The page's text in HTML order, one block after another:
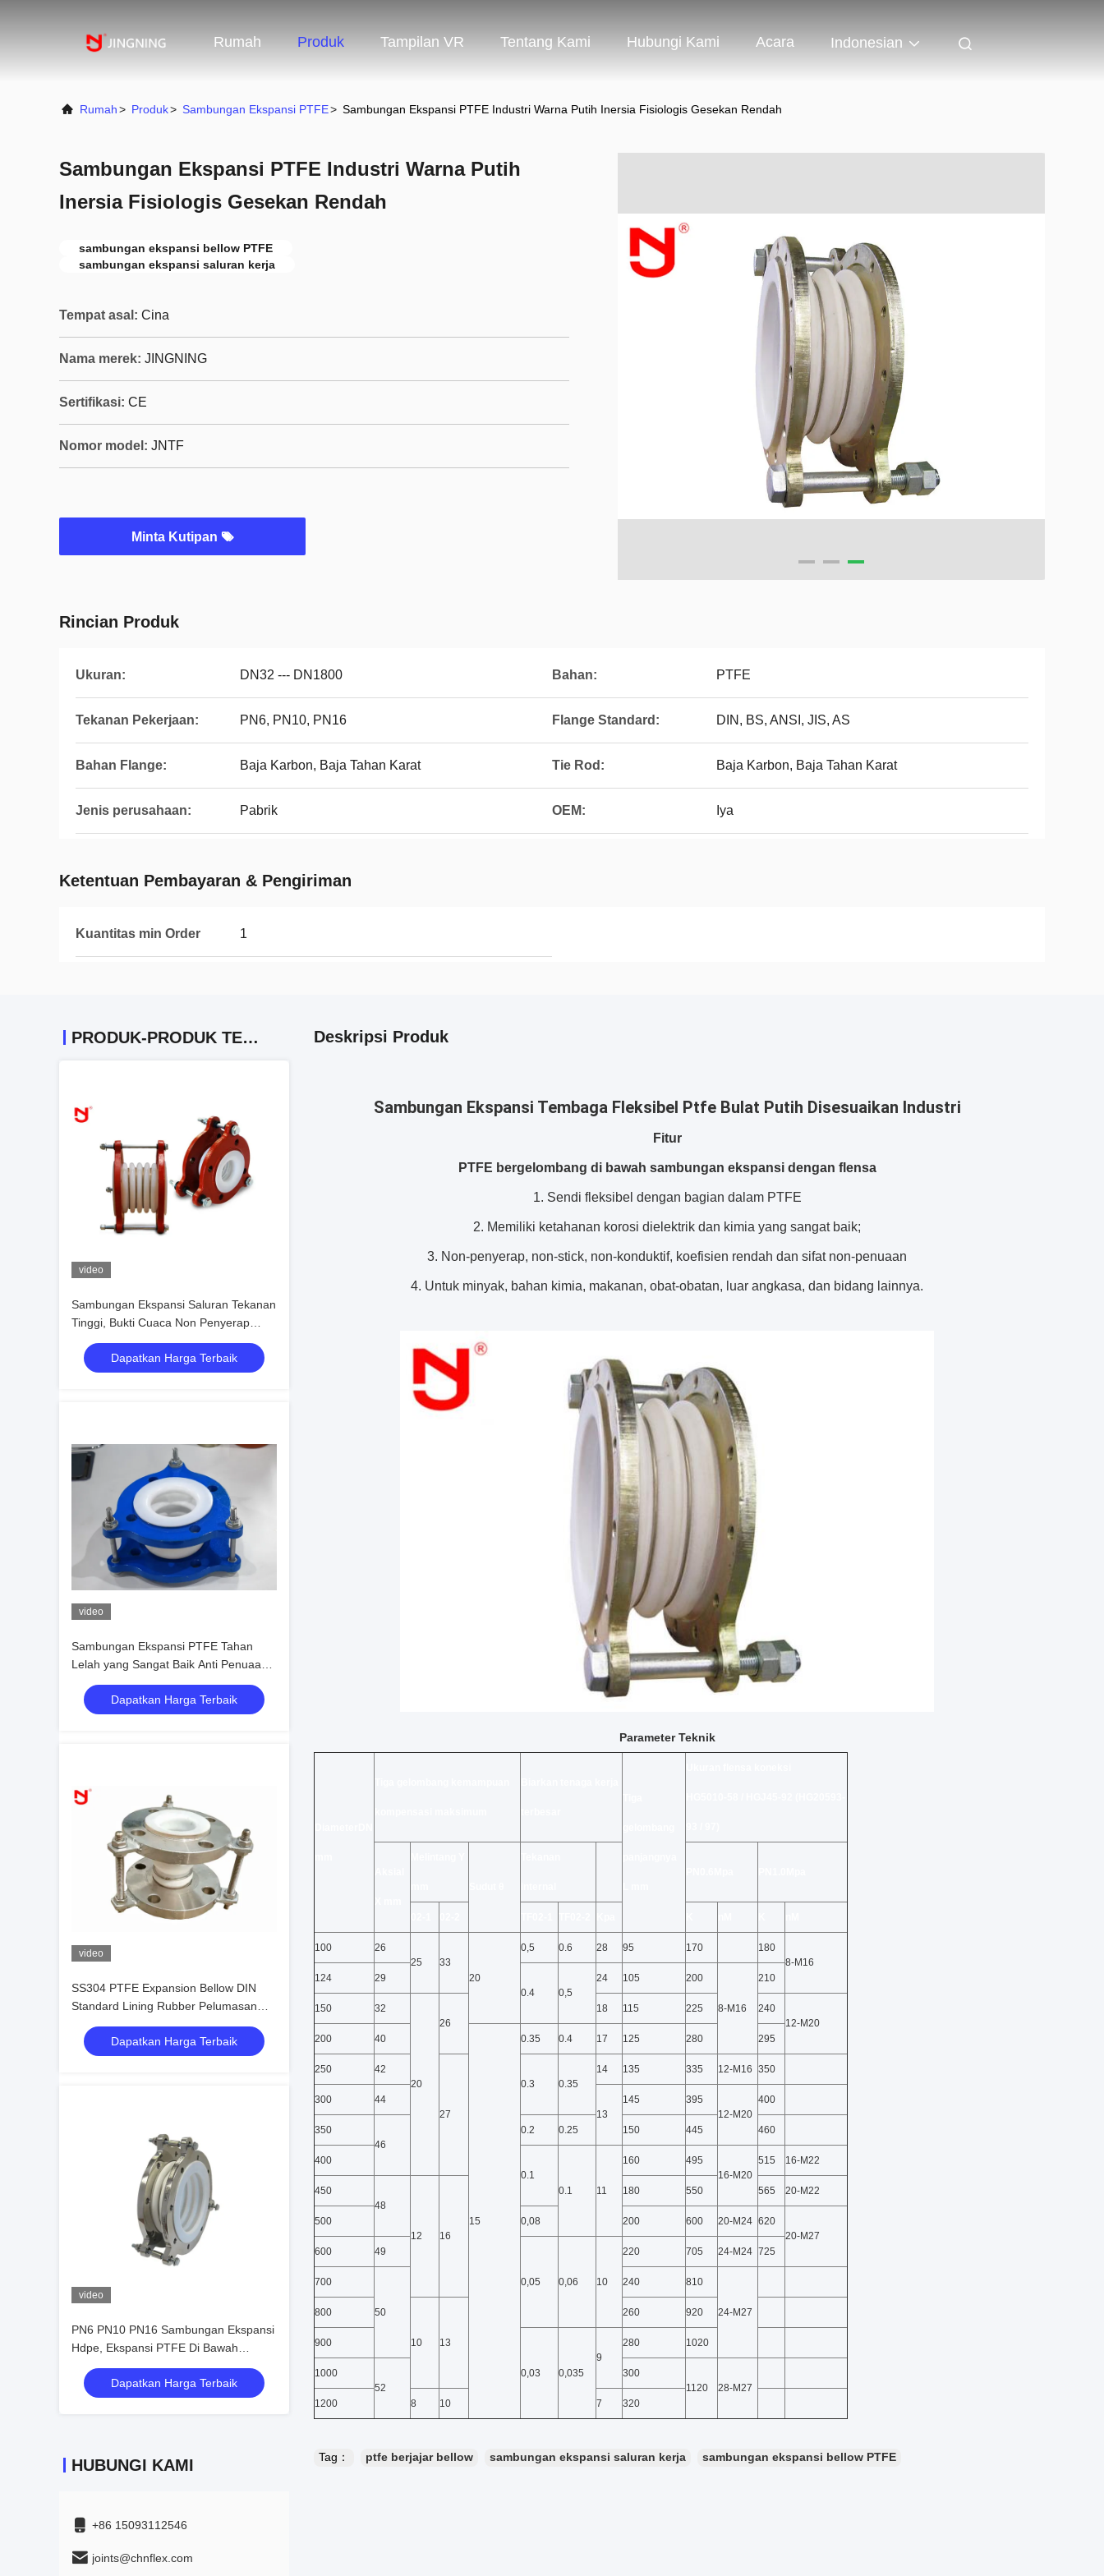
Rumah Produk Tampilan VR Tentang Kami Hubungi Kami Acara Indonesian
Rumah> Produk> Sambungan Ekspansi PTFE> Sambungan Ekspansi PTFE Industri Warna Putih Inersia Fisiologis Gesekan Rendah
Sambungan Ekspansi PTFE Industri Warna Putih
Inersia Fisiologis Gesekan Rendah
sambungan ekspansi bellow PTFE
sambungan ekspansi saluran kerja
Tempat asal: Cina
Nama merek: JINGNING
Sertifikasi: CE
Nomor model: JNTF
Minta Kutipan
Rincian Produk
Ukuran: DN32 --- DN1800 Bahan: PTFE
Tekanan Pekerjaan: PN6, PN10, PN16 Flange Standard: DIN, BS, ANSI, JIS, AS
Bahan Flange: Baja Karbon, Baja Tahan Karat Tie Rod: Baja Karbon, Baja Tahan Karat
Jenis perusahaan: Pabrik OEM: Iya
Ketentuan Pembayaran & Pengiriman
Kuantitas min Order 1
PRODUK-PRODUK TERKAIT
video
Sambungan Ekspansi Saluran Tekanan
Tinggi, Bukti Cuaca Non Penyerap
Untuk Industri Minyak
Dapatkan Harga Terbaik
video
Sambungan Ekspansi PTFE Tahan
Lelah yang Sangat Baik Anti Penuaan
Dengan Sertifikat CE
Dapatkan Harga Terbaik
video
SS304 PTFE Expansion Bellow DIN
Standard Lining Rubber Pelumasan
Tinggi Tahan Api
Dapatkan Harga Terbaik
video
PN6 PN10 PN16 Sambungan Ekspansi
Hdpe, Ekspansi PTFE Di Bawah
Koefisien Rendah
Dapatkan Harga Terbaik
HUBUNGI KAMI
+86 15093112546
joints@chnflex.com
Deskripsi Produk
Sambungan Ekspansi Tembaga Fleksibel Ptfe Bulat Putih Disesuaikan Industri
Fitur
PTFE bergelombang di bawah sambungan ekspansi dengan flensa
1. Sendi fleksibel dengan bagian dalam PTFE
2. Memiliki ketahanan korosi dielektrik dan kimia yang sangat baik;
3. Non-penyerap, non-stick, non-konduktif, koefisien rendah dan sifat non-penuaan
4. Untuk minyak, bahan kimia, makanan, obat-obatan, luar angkasa, dan bidang lainnya.
Parameter Teknik
100
26
25
33
20
0,5 0.6 28 95 170
180
8-M16
124
29
0.4
0,5
24 105 200
8-M16
210
150 32
20
26
18 115 225
240
12-M20
200
40
15
0.35 0.4 17 125 280 295
250 42
27
0.3 0.35
14 135 335 12-M16 350
300
44
13
145
395
12-M20
400
350
46
0.2 0.25 150 445 460
400
0.1
0.1
11
160
495
16-M20
515 16-M22
450
48
12 16
180 550 565 20-M22
500 0,08 200 600 20-M24 620
20-M27
600
49
0,05 0,06 10
220 705 24-M24 725
700
50
240 810
24-M27
800
10 13
260 920
900
0,03 0,035
9
280 1020
1000
52
300
1120
28-M27
1200
8 10 7 320
Tag： ptfe berjajar bellow sambungan ekspansi saluran kerja sambungan ekspansi bellow PTFE